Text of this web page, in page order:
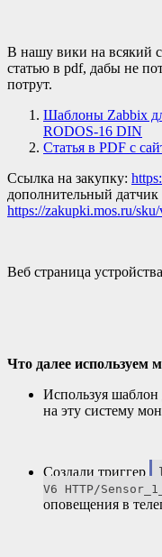
В нашу вики на всякий
статью в pdf, дабы не
потрут.
Шаблоны Zabbix
RODOS-16 DIN
Статья в PDF с
Ссылка на закупку:
дополнительный датчик
https://zakupki.mos.ru/
Веб страница
Что далее используем
Используя шаблон
на эту систему
Создали триггер
V6 HTTP/
оповещения в